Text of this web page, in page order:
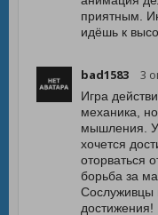
приятным.
идёшь к
bad1583 3
Игра
механика, но
мышления.
хочется
оторваться
борьба за
Сослуживцы
достижения!